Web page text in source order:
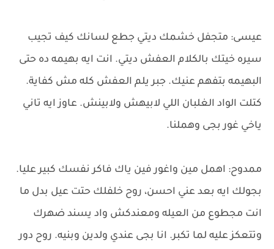
عيسى: متجفل خشمك ديتي جطع لسانك كيف تجيب
سيره خيتك بالكلام العفش ديتي. انت ايه بهيمه ده حتى
البهيمه بتفهم عنيك. جبر يلم العفش كله مش كفاية.
كتلت الواد الغلبان اللي لابيهش ولابينش. عاوز ايه تاني
ياخي غور بجى وهملنا.
ممدوح: اهمل مين واغور فين ياك فاكر نفسك كبير عليا.
بجولك ايه بعد عني احسن، روح خلفلك حتت عيل بدل ما
انت مجطوع من العيله ومعندكش واد يسند ضهرك
وتتعكز عليه لما تكبر. انا بجى عندي ولدين وبنيه. روح دور